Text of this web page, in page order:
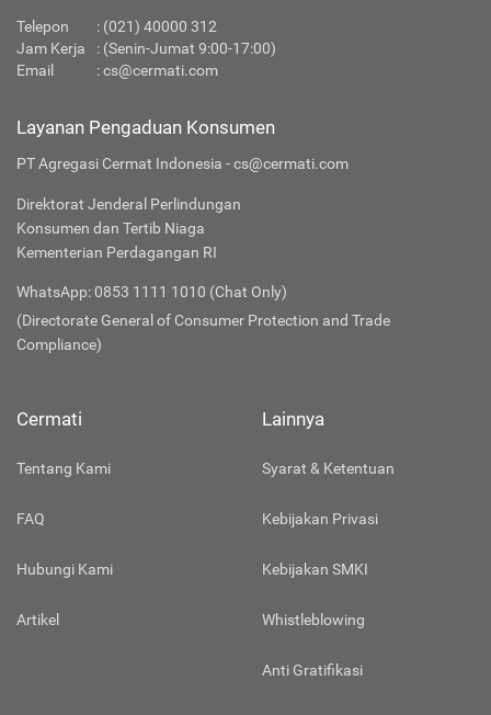
Telepon : (021) 40000 312
Jam Kerja
: (Senin-Jumat 9:00-17:00)
Email
:cs@cermati.com
Layanan Pengaduan Konsumen
PT Agregasi Cermat Indonesia - cs@cermati.com
Direktorat Jenderal Perlindungan
Konsumen dan Tertib Niaga
Kementerian Perdagangan RI
WhatsApp: 0853 1111 1010 (Chat Only)
(Directorate General of Consumer Protection and Trade
Compliance)
Cermati
Tentang Kami
FAQ
Hubungi Kami
Artikel
Lainnya
Syarat & Ketentuan
Kebijakan Privasi
Kebijakan SMKI
Whistleblowing
Anti Gratifikasi